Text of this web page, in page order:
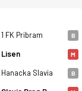
1 FK Pribram B
Lisen M
Hanacka Slavia B